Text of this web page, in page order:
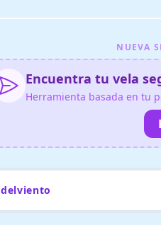
NUEVA
Encuentra tu vela
Herramienta basada en tu